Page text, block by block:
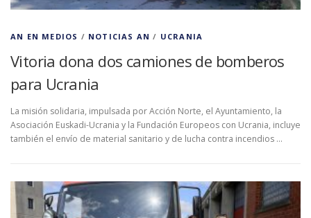
AN EN MEDIOS / NOTICIAS AN / UCRANIA
Vitoria dona dos camiones de bomberos
para Ucrania
La misión solidaria, impulsada por Acción Norte, el Ayuntamiento, la
Asociación Euskadi-Ucrania y la Fundación Europeos con Ucrania, incluye
también el envío de material sanitario y de lucha contra incendios …